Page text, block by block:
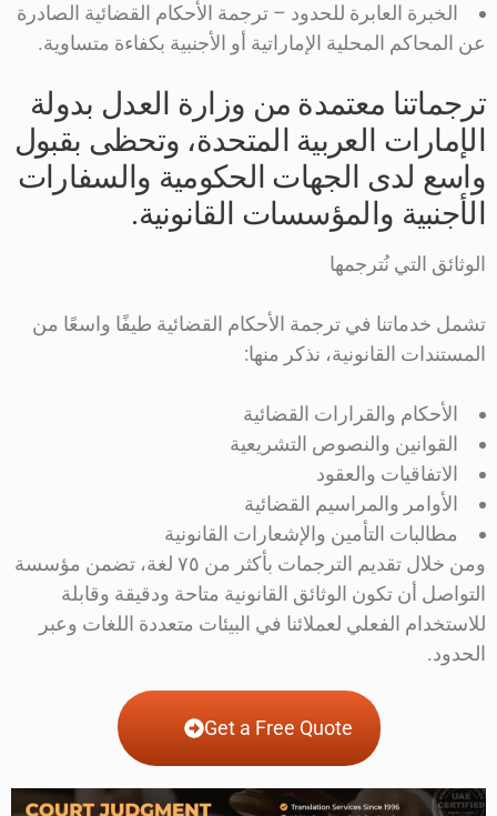
الخبرة العابرة للحدود – ترجمة الأحكام القضائية الصادرة
عن المحاكم المحلية الإماراتية أو الأجنبية بكفاءة متساوية.
ترجماتنا معتمدة من وزارة العدل بدولة
الإمارات العربية المتحدة، وتحظى بقبول
واسع لدى الجهات الحكومية والسفارات
الأجنبية والمؤسسات القانونية.
الوثائق التي نُترجمها
تشمل خدماتنا في ترجمة الأحكام القضائية طيفًا واسعًا من
المستندات القانونية، نذكر منها:
الأحكام والقرارات القضائية
القوانين والنصوص التشريعية
الاتفاقيات والعقود
الأوامر والمراسيم القضائية
مطالبات التأمين والإشعارات القانونية
ومن خلال تقديم الترجمات بأكثر من ٧٥ لغة، تضمن مؤسسة
التواصل أن تكون الوثائق القانونية متاحة ودقيقة وقابلة
للاستخدام الفعلي لعملائنا في البيئات متعددة اللغات وعبر
الحدود.
Get a Free Quote